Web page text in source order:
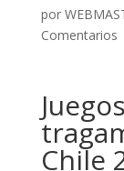
por
Comentarios
Chile